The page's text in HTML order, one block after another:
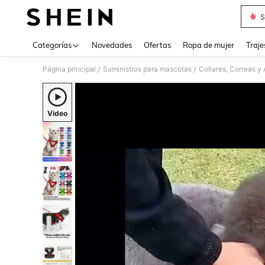
Categorías Novedades Ofertas Ropa de mujer
Página principal / Suministros para mascotas / Collares, Correas y
Video